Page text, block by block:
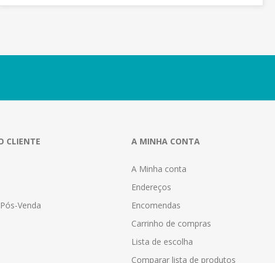
CLIENTE
Venda
A MINHA CONTA
A Minha conta
Endereços
Encomendas
Carrinho de compras
Lista de escolha
Comparar lista de produtos